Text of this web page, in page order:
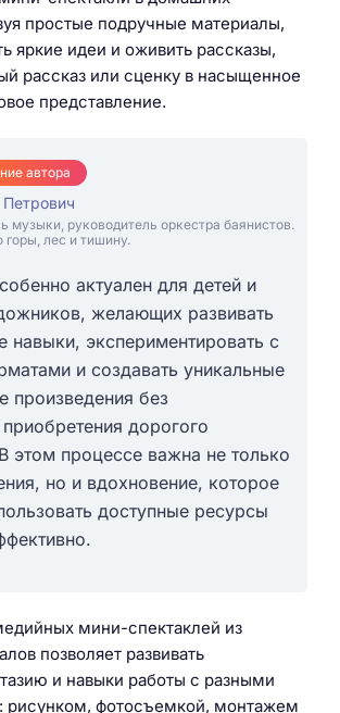
простые подручные материалы,
яркие идеи и оживить рассказы,
рассказ или сценку в насыщенное
представление.
автора
музыки, руководитель оркестра баянистов.
лес и тишину.
актуален для детей и
желающих развивать
навыки, экспериментировать с
и создавать уникальные
произведения без
дорогого
этом процессе важна не только
но и вдохновение, которое
доступные ресурсы
мини-спектаклей из
позволяет развивать
и навыки работы с разными
рисунком, фотосъемкой, монтажем